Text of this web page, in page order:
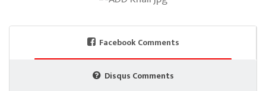
Facebook Comments
Disqus Comments